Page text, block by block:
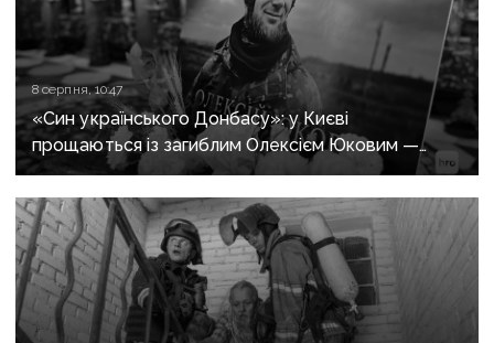
8 серпня, 10:47
«Син українського Донбасу»: у Києві
прощаються із загиблим Олексієм Юковим —
пошуковцем загону «Плацдарм»